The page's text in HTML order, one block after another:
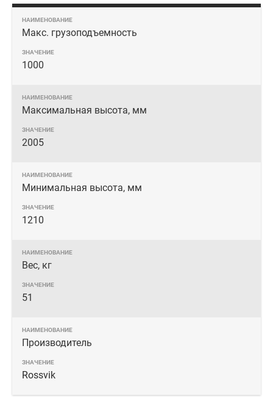
Макс. грузоподъемность
1000
Максимальная высота, мм
2005
Минимальная высота, мм
1210
Вес, кг
51
Производитель
Rossvik